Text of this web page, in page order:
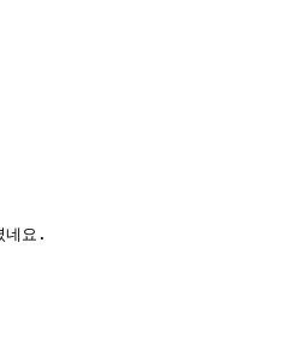
네요.